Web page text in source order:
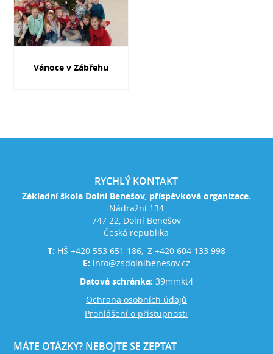
Vánoce v Zábřehu
RYCHLÝ KONTAKT
Základní škola Dolní Benešov, příspěvková organizace.
Nádražní 134
747 22, Dolní Benešov
Česká republika
T: HŠ +420 553 651 186, Z +420 604 133 998
E: info@zsdolnibenesov.cz
Datová schránka: 39mmkt4
Ochrana osobních údajů
Prohlášení o přístupnosti
MÁTE OTÁZKY? NEBOJTE SE ZEPTAT